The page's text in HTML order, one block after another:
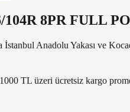
104R 8PR FULL
İstanbul Anadolu Yakası ve
1000 TL üzeri ücretsiz kargo